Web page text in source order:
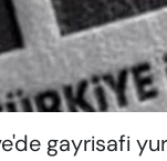
gayrisafi